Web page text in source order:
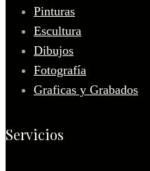
Pinturas
Escultura
Dibujos
Fotografía
Graficas y Grabados
Servicios